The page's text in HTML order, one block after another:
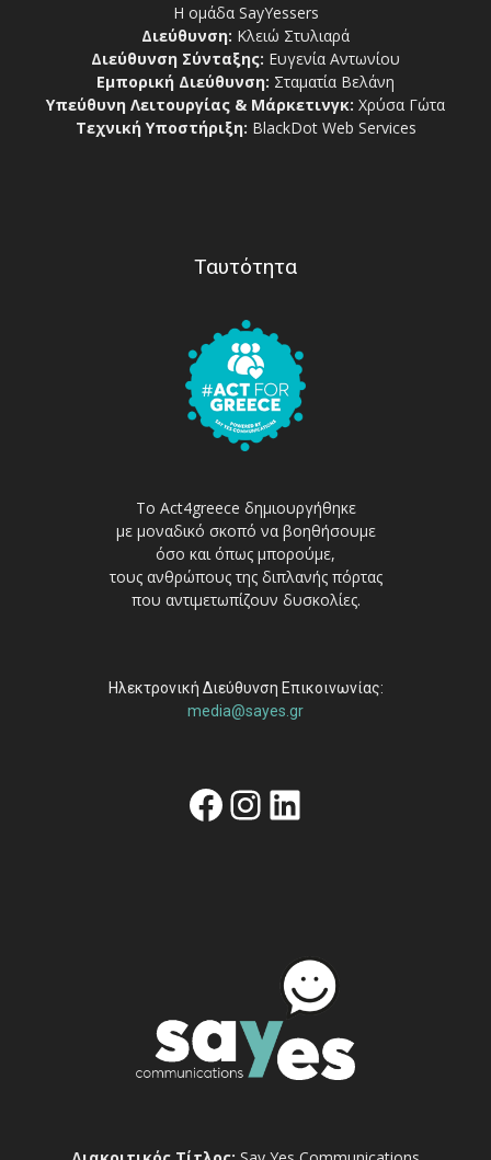
Η ομάδα SayYessers
Διεύθυνση: Κλειώ Στυλιαρά
Διεύθυνση Σύνταξης: Ευγενία Αντωνίου
Εμπορική Διεύθυνση: Σταματία Βελάνη
Υπεύθυνη Λειτουργίας & Μάρκετινγκ: Χρύσα Γώτα
Τεχνική Υποστήριξη: BlackDot Web Services
Ταυτότητα
Το Act4greece δημιουργήθηκε
με μοναδικό σκοπό να βοηθήσουμε
όσο και όπως μπορούμε,
τους ανθρώπους της διπλανής πόρτας
που αντιμετωπίζουν δυσκολίες.
Ηλεκτρονική Διεύθυνση Επικοινωνίας:
media@sayes.gr
Facebook
Instagram
Linkedin